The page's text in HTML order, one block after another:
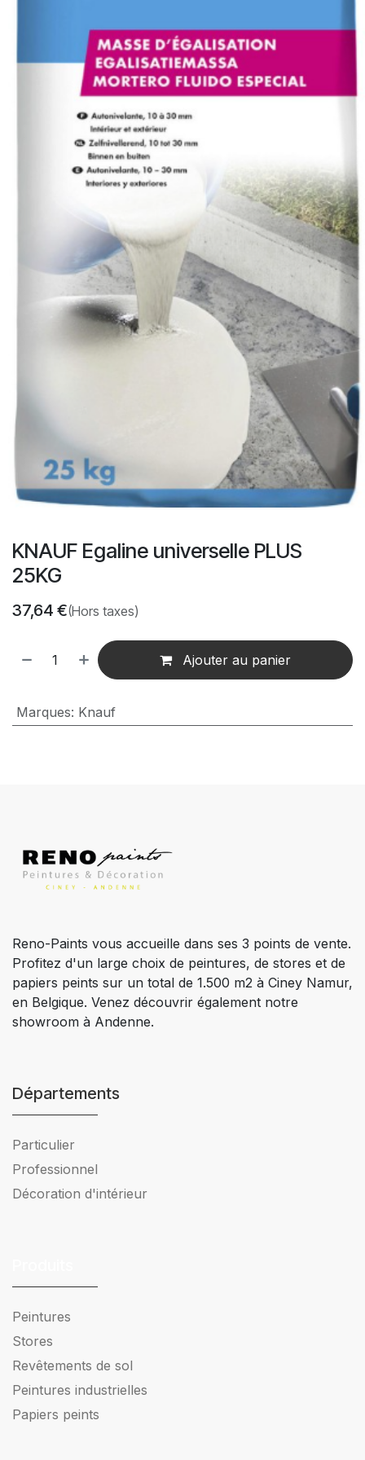
KNAUF Egaline universelle PLUS
25KG
37,64 €(Hors taxes)
Ajouter au panier
Marques: Knauf
Reno-Paints vous accueille dans ses 3 points de vente.
Profitez d'un large choix de peintures, de stores et de
papiers peints sur un total de 1.500 m2 à Ciney Namur,
en Belgique. Venez découvrir également notre
showroom à Andenne.
Départements
Particulier
Professionnel
Décoration d'intérieur
Peintures
Stores
Revêtements de sol
Peintures industrielles
Papiers peints